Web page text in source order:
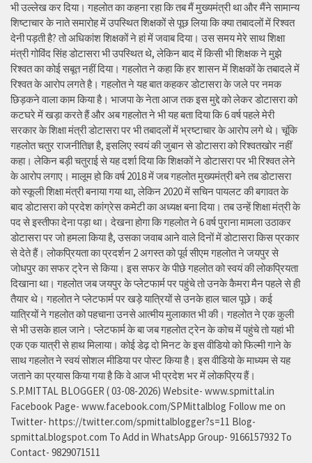
भी उल्लेख कर दिया। गहलोत का कहना रहा कि तब मैं मुख्यमंत्री था और मैंने सामान्य
शिष्टाचार के नाते समारोह में उपस्थित शिक्षकों से पूछ लिया कि क्या तबादलों में रिश्वत
देनी पड़ती है? तो अधिकांश शिक्षकों ने हां में जवाब दिया। उस समय मेरे साथ शिक्षा
मंत्री गोविंद सिंह डोटासरा भी उपस्थित थे, लेकिन बाद में किसी भी शिक्षक ने मुझे
रिश्वत का कोई सबूत नहीं दिया। गहलोत ने कहा कि हर शासन में शिक्षकों के तबादले में
रिश्वत के आरोप लगते है। गहलोत ने यह बात कहकर डोटासरा के जले पर नमक
छिड़कने वाला काम किया है। भाजपा के नेता आज तक इस मुद्दे को लेकर डोटासरा को
कटघरे में खड़ा करते हैं और अब गहलोत ने भी यह बता दिया कि 6 वर्ष पहले मेरी
सरकार के शिक्षा मंत्री डोटासरा पर भी तबादलों में भ्रष्टाचार के आरोप लगे थे। चूंकि
गहलोत चतुर राजनीतिज्ञ है, इसलिए स्वयं की जुबान से डोटासरा को रिश्वतखोर नहीं
कहा। लेकिन बड़ी चतुराई से यह दर्शा दिया कि शिक्षकों ने डोटासरा पर भी रिश्वत लेने
के आरोप लगाए। मालूम हो कि वर्ष 2018 में जब गहलोत मुख्यमंत्री बने तब डोटासरा
को स्कूली शिक्षा मंत्री बनाया गया था, लेकिन 2020 में सचिन पायलट की बगावत के
बाद डोटासरा को प्रदेश कांग्रेस कमेटी का अध्यक्ष बना दिया। तब उन्हें शिक्षा मंत्री के
पद से इस्तीफा देना पड़ा था। देखना होगा कि गहलोत ने 6 वर्ष पुराना मामला उठाकर
डोटासरा पर जो हमला किया है, उसका जवाब आने वाले दिनों में डोटासरा किस प्रकार
से देते हैं। लोकप्रियता का प्रदर्शन 2 अगस्त को पूर्व सीएम गहलोत ने जयपुर से
जोधपुर का सफर ट्रेन से किया। इस सफर के पीछे गहलोत को स्वयं की लोकप्रियता
दिखाना था। गहलोत जब जयपुर के प्लेटफार्म पर पहुंचे तो उनके कैमरा मैन पहले से ही
तैयार थे। गहलोत ने प्लेटफार्म पर खड़े यात्रियों से उनके हाल चाल पूछे। कई
यात्रियों ने गहलोत को पहचाना उनसे आत्मीय मुलाकात भी की। गहलोत ने एक कुली
से भी उसके हाल जाने। प्लेटफार्म के बा जब गहलोत ट्रेन के कोच में पहुंचे तो यहां भी
एक एक यात्री से हाथ मिलाया। कोई डेढ़ दो मिनट के इस वीडियो को फिल्मी गाने के
साथ गहलोत ने स्वयं सोशल मीडिया पर पोस्ट किया है। इस वीडियो के माध्यम से यह
जताने का प्रयास किया गया है कि वे आज भी प्रदेश भर में लोकप्रिय हैं।
S.P.MITTAL BLOGGER ( 03-08-2026) Website- www.spmittal.in
Facebook Page- www.facebook.com/SPMittalblog Follow me on
Twitter- https://twitter.com/spmittalblogger?s=11 Blog-
spmittal.blogspot.com To Add in WhatsApp Group- 9166157932 To
Contact- 9829071511